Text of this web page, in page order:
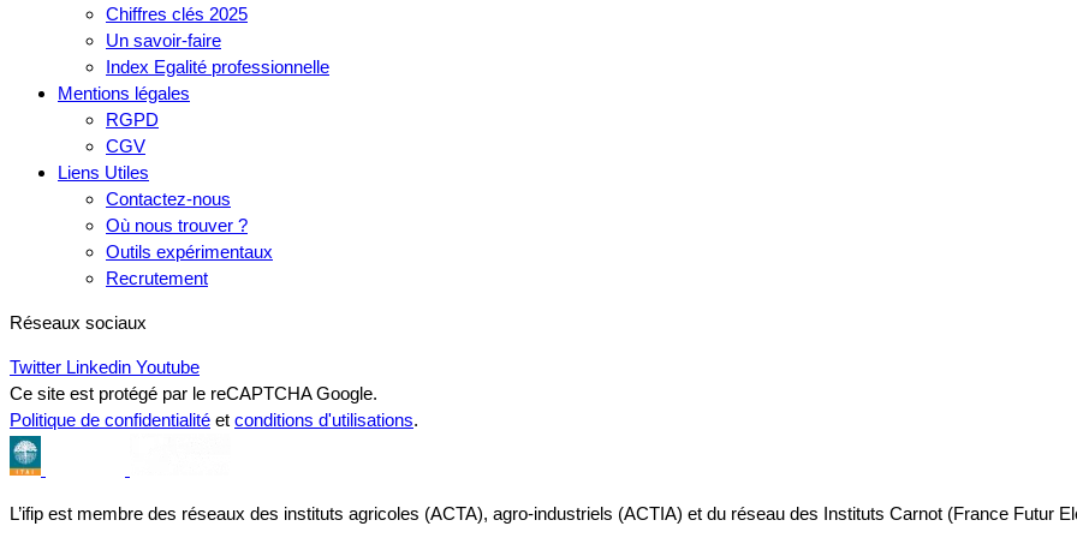
Chiffres clés 2025
Un savoir-faire
Index Egalité professionnelle
Mentions légales
RGPD
CGV
Liens Utiles
Contactez-nous
Où nous trouver ?
Outils expérimentaux
Recrutement
Réseaux sociaux
Twitter Linkedin Youtube
Ce site est protégé par le reCAPTCHA Google.
Politique de confidentialité et conditions d'utilisations.
L’ifip est membre des réseaux des instituts agricoles (ACTA), agro-industriels (ACTIA) et du réseau des Instituts Carnot (France Futur